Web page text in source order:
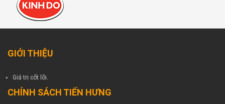
GIỚI THIỆU
Giá trị cốt lõi.
CHÍNH SÁCH TIẾN HƯNG